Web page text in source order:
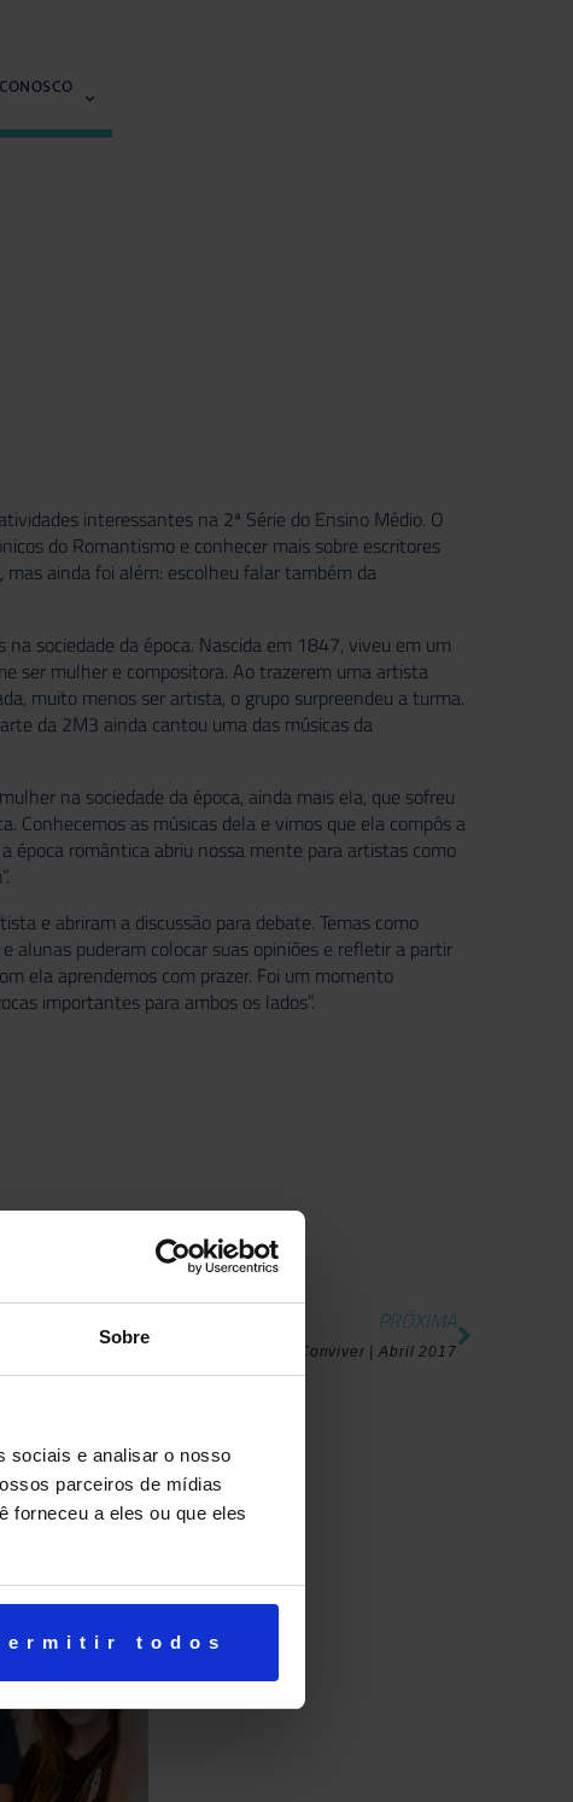
Sobre
sociais e analisar o nosso
parceiros de mídias
forneceu a eles ou que eles
todos
interessantes na 2ª Série do Ensino Médio. O
do Romantismo e conhecer mais sobre escritores
ainda foi além: escolheu falar também da
sociedade da época. Nascida em 1847, viveu em um
ser mulher e compositora. Ao trazerem uma artista
muito menos ser artista, o grupo surpreendeu a turma.
da 2M3 ainda cantou uma das músicas da
na sociedade da época, ainda mais ela, que sofreu
Conhecemos as músicas dela e vimos que ela compôs a
época romântica abriu nossa mente para artistas como
e abriram a discussão para debate. Temas como
alunas puderam colocar suas opiniões e refletir a partir
ela aprendemos com prazer. Foi um momento
importantes para ambos os lados”.
PRÓXIMA
Conviver | Abril 2017